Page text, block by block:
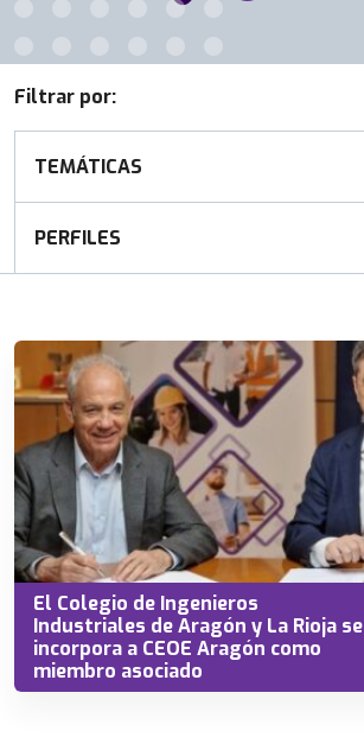
Filtrar por:
TEMÁTICAS
PERFILES
El Colegio de Ingenieros
Industriales de Aragón y La Rioja se
incorpora a CEOE Aragón como
miembro asociado